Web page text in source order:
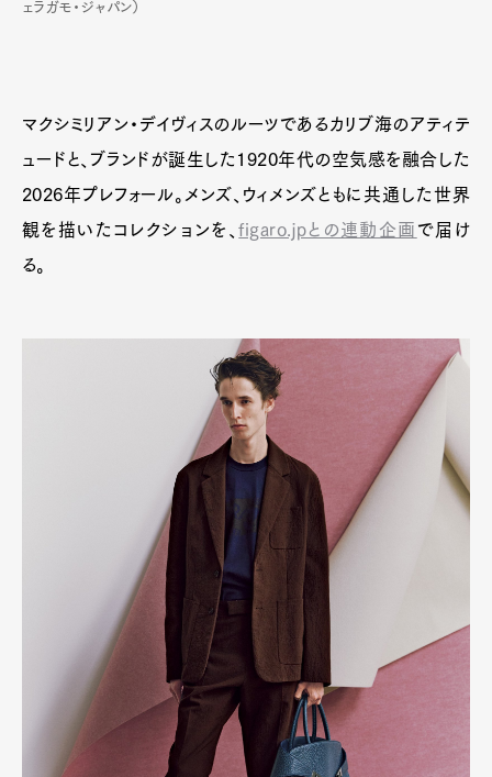
ェラガモ・ジャパン）
マクシミリアン・デイヴィスのルーツであるカリブ海のアティテ
ュードと、ブランドが誕生した1920年代の空気感を融合した
2026年プレフォール。メンズ、ウィメンズともに共通した世界
観を描いたコレクションを、figaro.jpとの連動企画 で届け
る。